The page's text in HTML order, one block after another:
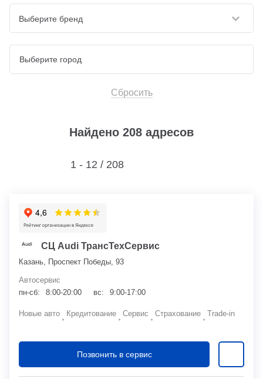
Выберите бренд
Сбросить
Найдено 208 адресов
1 - 12 / 208
СЦ Audi ТрансТехСервис
Казань, Проспект Победы, 93
Автосервис
пн-сб:
8:00-20:00 вс: 9:00-17:00
Новые авто Кредитование Сервис Страхование Trade-in
Позвонить в сервис